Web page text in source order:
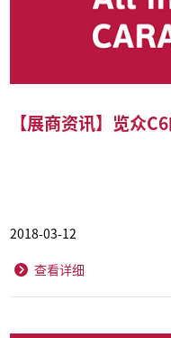
【展商资讯】览众
2018-03-12
查看详细